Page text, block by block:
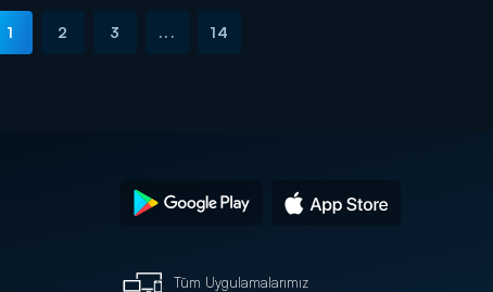
1 2 3 ... 14
Tüm Uygulamalarımız